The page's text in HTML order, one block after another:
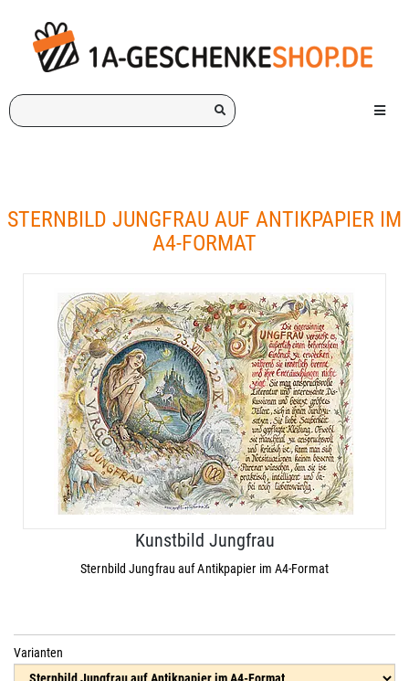
Ich
suche
Menü
STERNBILD JUNGFRAU AUF ANTIKPAPIER IM
A4-FORMAT
Kunstbild Jungfrau
Sternbild Jungfrau auf Antikpapier im A4-Format
Varianten